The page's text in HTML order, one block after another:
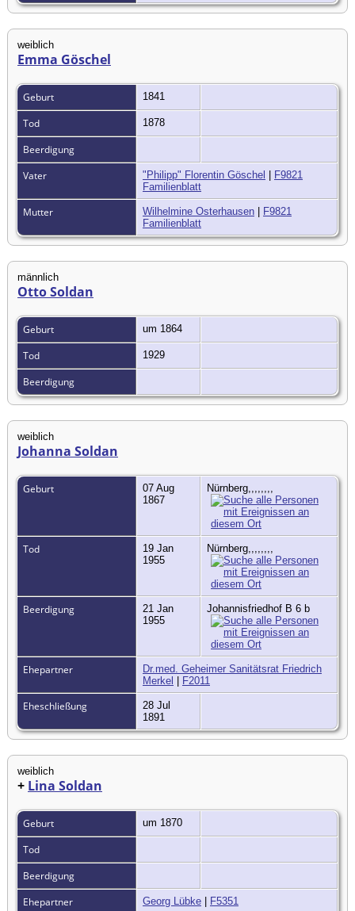
weiblich
Emma Göschel
Geburt 1841
Tod 1878
Beerdigung
Vater
"Philipp" Florentin Göschel
F9821
Familienblatt
Mutter Wilhelmine Osterhausen
F9821
Familienblatt
männlich
Otto Soldan
Geburt um 1864
Tod 1929
Beerdigung
weiblich
Johanna Soldan
Geburt
07 Aug
1867
Nürnberg,,,,,,,,
Tod
19 Jan
1955
Nürnberg,,,,,,,,
Beerdigung
21 Jan
1955
Johannisfriedhof B 6 b
Ehepartner
Dr.med. Geheimer Sanitätsrat Friedrich
Merkel
F2011
Eheschließung
28 Jul
1891
weiblich
+ Lina Soldan
Geburt um 1870
Tod
Beerdigung
Ehepartner
Georg Lübke F5351